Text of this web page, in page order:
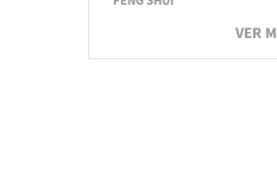
VER